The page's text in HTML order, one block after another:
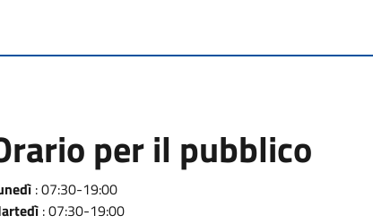
per il pubblico
: 07:30-19:00
: 07:30-19:00